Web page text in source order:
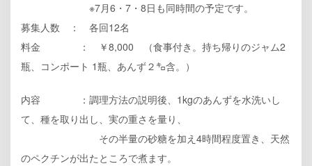
※7月6・7・8日も同時間の予定です。
募集人数 ： 各回12名
料金 ： ￥8,000 （食事付き。持ち帰りのジャム2
瓶、コンポート 1瓶、あんず２㌔含。）
内容 ：調理方法の説明後、1kgのあんずを水洗いし
て、種を取り出し、実の重さを量り、
その半量の砂糖を加え4時間程度置き、天然
のペクチンが出たところで煮ます。